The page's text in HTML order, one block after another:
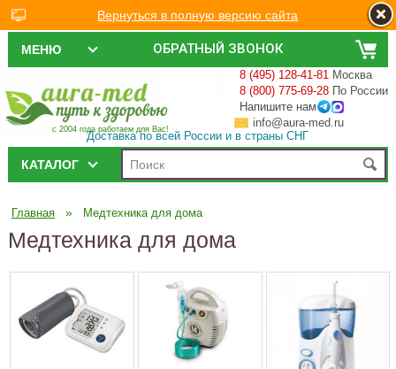
ОБРАТНЫЙ ЗВОНОК
МЕНЮ
с 2004 года работаем для Вас!
8 (495) 128-41-81 Москва
8 (800) 775-69-28 По России
Напишите нам
info@aura-med.ru
Доставка по всей России и в страны СНГ
КАТАЛОГ
Главная » Медтехника для дома
Медтехника для дома
Вернуться в полную версию сайта